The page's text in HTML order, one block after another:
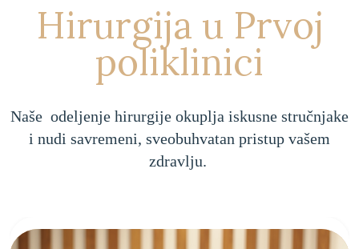
Hirurgija u Prvoj
poliklinici
Naše odeljenje hirurgije okuplja iskusne stručnjake
i nudi savremeni, sveobuhvatan pristup vašem
zdravlju.